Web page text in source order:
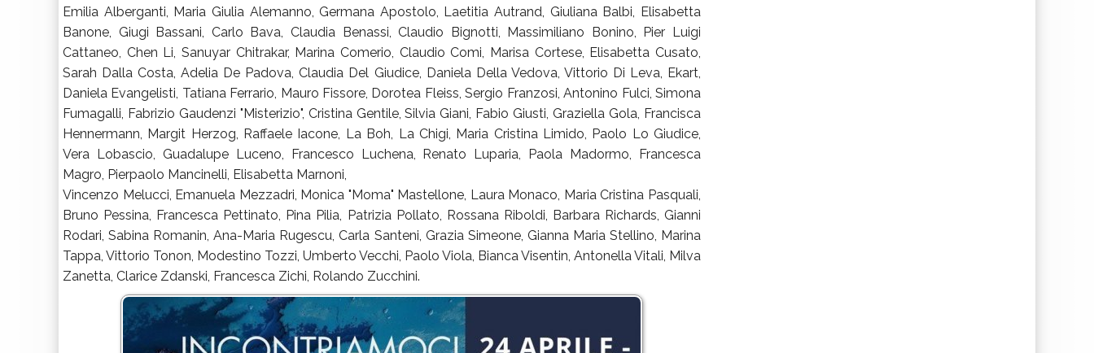
Emilia Alberganti, Maria Giulia Alemanno, Germana Apostolo, Laetitia Autrand, Giuliana Balbi, Elisabetta
Banone, Giugi Bassani, Carlo Bava, Claudia Benassi, Claudio Bignotti, Massimiliano Bonino, Pier Luigi
Cattaneo, Chen Li, Sanuyar Chitrakar, Marina Comerio, Claudio Comi, Marisa Cortese, Elisabetta Cusato,
Sarah Dalla Costa, Adelia De Padova, Claudia Del Giudice, Daniela Della Vedova, Vittorio Di Leva, Ekart,
Daniela Evangelisti, Tatiana Ferrario, Mauro Fissore, Dorotea Fleiss, Sergio Franzosi, Antonino Fulci, Simona
Fumagalli, Fabrizio Gaudenzi "Misterizio", Cristina Gentile, Silvia Giani, Fabio Giusti, Graziella Gola, Francisca
Hennermann, Margit Herzog, Raffaele Iacone, La Boh, La Chigi, Maria Cristina Limido, Paolo Lo Giudice,
Vera Lobascio, Guadalupe Luceno, Francesco Luchena, Renato Luparia, Paola Madormo, Francesca
Magro, Pierpaolo Mancinelli, Elisabetta Marnoni,
Vincenzo Melucci, Emanuela Mezzadri, Monica "Moma" Mastellone, Laura Monaco, Maria Cristina Pasquali,
Bruno Pessina, Francesca Pettinato, Pina Pilia, Patrizia Pollato, Rossana Riboldi, Barbara Richards, Gianni
Rodari, Sabina Romanin, Ana-Maria Rugescu, Carla Santeni, Grazia Simeone, Gianna Maria Stellino, Marina
Tappa, Vittorio Tonon, Modestino Tozzi, Umberto Vecchi, Paolo Viola, Bianca Visentin, Antonella Vitali, Milva
Zanetta, Clarice Zdanski, Francesca Zichi, Rolando Zucchini.